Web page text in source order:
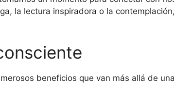
la lectura inspiradora o la
beneficios que van más allá de